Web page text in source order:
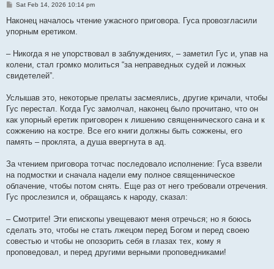
P
s
Sat Feb 14, 2026 10:14 pm
Наконец началось чтение ужасного приговора. Гуса провозгласили
упорным еретиком.
– Никогда я не упорствовал в заблуждениях, – заметил Гус и, упав на
колени, стал громко молиться “за неправедных судей и ложных
свидетелей”.
Услышав это, некоторые прелаты засмеялись, другие кричали, чтобы
Гус перестал. Когда Гус замолчал, наконец было прочитано, что он
как упорный еретик приговорен к лишению священнического сана и к
сожжению на костре. Все его книги должны быть сожжены, его
память – проклята, а душа ввергнута в ад.
За чтением приговора тотчас последовало исполнение: Гуса взвели
на подмостки и сначала надели ему полное священническое
облачение, чтобы потом снять. Еще раз от него требовали отречения.
Гус прослезился и, обращаясь к народу, сказал:
– Смотрите! Эти епископы увещевают меня отречься; но я боюсь
сделать это, чтобы не стать лжецом перед Богом и перед своею
совестью и чтобы не опозорить себя в глазах тех, кому я
проповедовал, и перед другими верными проповедниками!